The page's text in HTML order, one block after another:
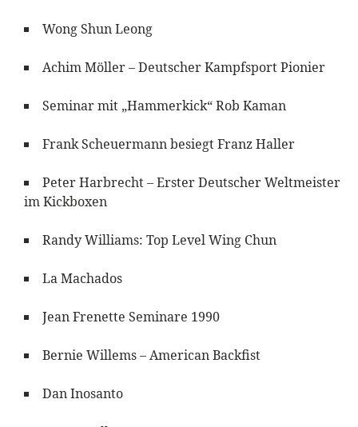
Wong Shun Leong
Achim Möller – Deutscher Kampfsport Pionier
Seminar mit „Hammerkick“ Rob Kaman
Frank Scheuermann besiegt Franz Haller
Peter Harbrecht – Erster Deutscher Weltmeister
im Kickboxen
Randy Williams: Top Level Wing Chun
La Machados
Jean Frenette Seminare 1990
Bernie Willems – American Backfist
Dan Inosanto